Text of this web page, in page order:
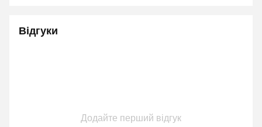
Відгуки
Додайте перший відгук